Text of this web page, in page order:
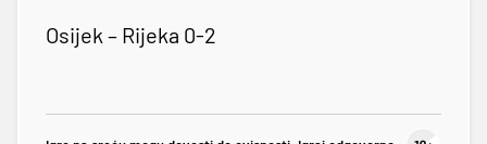
Osijek – Rijeka 0-2